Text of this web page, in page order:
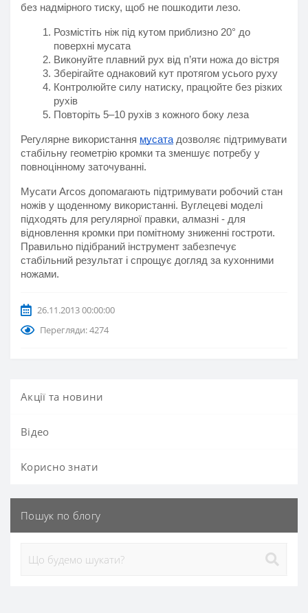
без надмірного тиску, щоб не пошкодити лезо.
Розмістіть ніж під кутом приблизно 20° до
поверхні мусата
Виконуйте плавний рух від п’яти ножа до вістря
Зберігайте однаковий кут протягом усього руху
Контролюйте силу натиску, працюйте без різких
рухів
Повторіть 5–10 рухів з кожного боку леза
Регулярне використання мусата дозволяє підтримувати
стабільну геометрію кромки та зменшує потребу у
повноцінному заточуванні.
Мусати Arcos допомагають підтримувати робочий стан
ножів у щоденному використанні. Вуглецеві моделі
підходять для регулярної правки, алмазні - для
відновлення кромки при помітному зниженні гостроти.
Правильно підібраний інструмент забезпечує
стабільний результат і спрощує догляд за кухонними
ножами.
26.11.2013 00:00:00
Перегляди: 4274
Акції та новини
Вiдео
Корисно знати
Пошук по блогу